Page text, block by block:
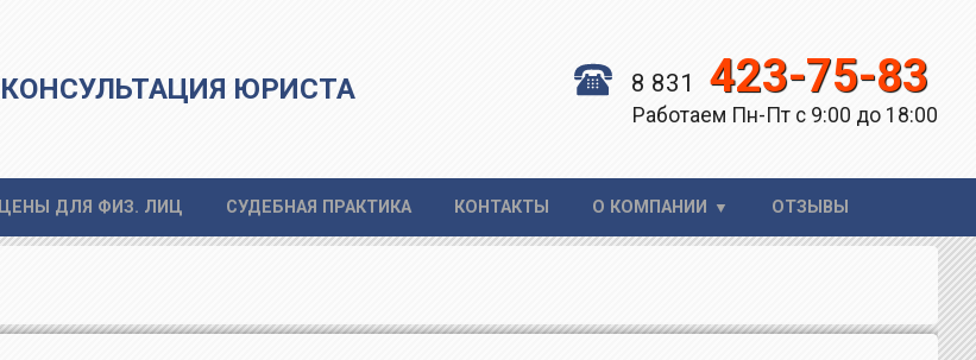
КОНСУЛЬТАЦИЯ ЮРИСТА 8 831 423-75-83
Работаем Пн-Пт с 9:00 до 18:00
ЦЕНЫ ДЛЯ ФИЗ. ЛИЦ СУДЕБНАЯ ПРАКТИКА КОНТАКТЫ О КОМПАНИИ ОТЗЫВЫ